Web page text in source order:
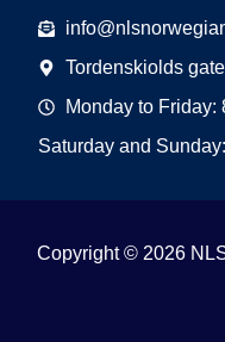
Tordenskiolds
Monday to Friday:
Saturday and
Copyright © 2026